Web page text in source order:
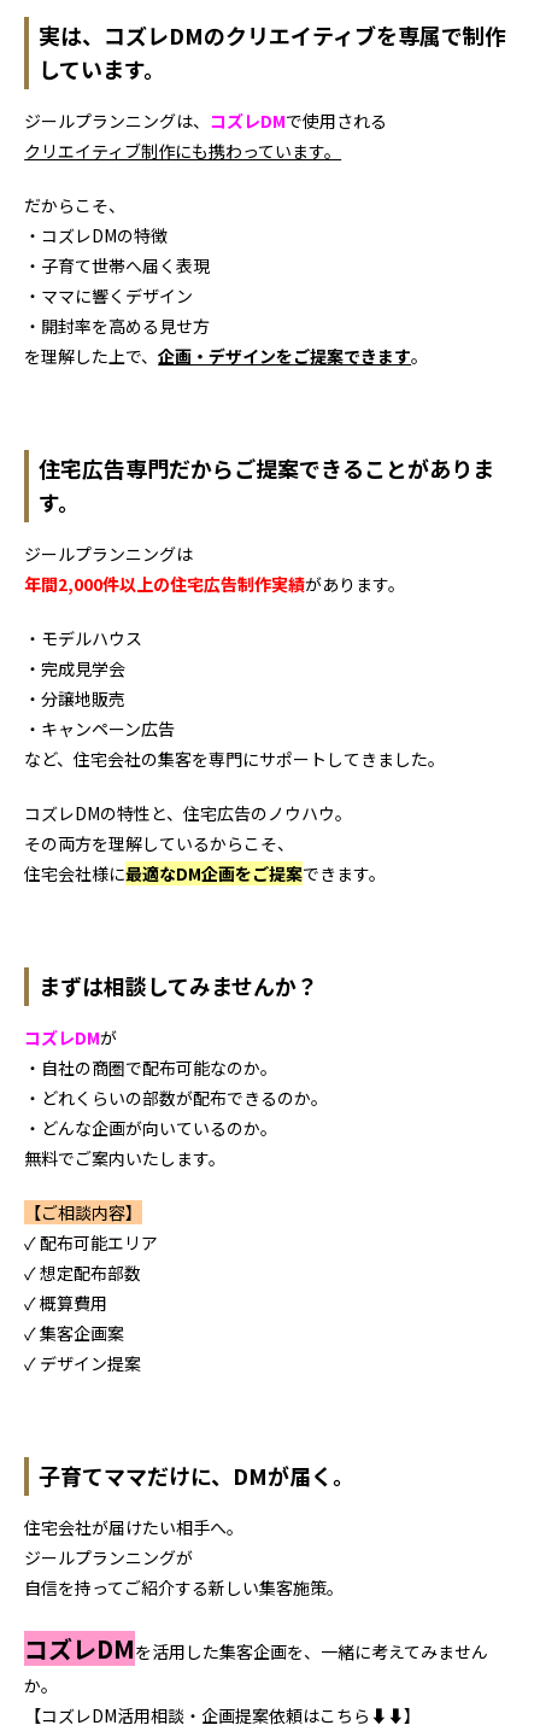
実は、 コズレDMのクリエイティブを専属で制作
しています。
ジールプランニングは、 コズレDMで使用される
クリエイティブ制作にも携わっています。
だからこそ、
・コズレDMの特徴
・子育て世帯へ届く表現
・ママに響くデザイン
・開封率を高める見せ方
を理解した上で、企画・デザインをご提案できます。
住宅広告専門だからご提案できることがありま
す。
ジールプランニングは
年間2,000件以上の住宅広告制作実績があります。
・モデルハウス
・完成見学会
・分譲地販売
・キャンペーン広告
など、住宅会社の集客を専門にサポートしてきました。
コズレDMの特性と、住宅広告のノウハウ。
その両方を理解しているからこそ、
住宅会社様に最適なDM企画をご提案できます。
まずは相談してみませんか？
コズレDMが
・自社の商圏で配布可能なのか。
・どれくらいの部数が配布できるのか。
・どんな企画が向いているのか。
無料でご案内いたします。
【ご相談内容】
✓ 配布可能エリア
✓ 想定配布部数
✓ 概算費用
✓ 集客企画案
✓ デザイン提案
子育てママだけに、 DMが届く。
住宅会社が届けたい相手へ。
ジールプランニングが
自信を持ってご紹介する新しい集客施策。
コズレDMを活用した集客企画を、一緒に考えてみません
か。
【コズレDM活用相談・企画提案依頼はこちら⬇️⬇️】